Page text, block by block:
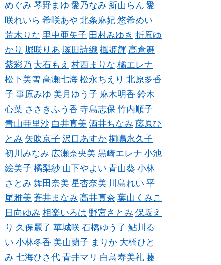
めぐみ 琴野まゆ 愛乃なみ 新山らん 愛
咲れいら 希咲あや 北条麻妃 悠希めい
荒木りな 里中亜矢子 田村みゆき 折原ゆ
かり 堀咲りあ 塚田詩織 楓姫輝 高倉舞
紫彩乃 大石もえ 村西まりな 橘エレナ
松下美雪 高瀬七海 松永ちえり 北原多香
子 事原みゆ 美月ゆう子 麻木明香 鈴木
心葉 ささきふう香 寺島志保 竹内順子
青山亜里沙 白井真美 酒井ちなみ 藤原ひ
とみ 矢吹京子 沢口あすか 桐嶋永久子
初川みなみ 広瀬奈央美 黒崎エレナ 小池
絵美子 橘梨紗 山下やよい 青山葵 小林
さとみ 舞田奈美 星杏奈美 川島れい 平
尾雅美 蒼井まなみ 高井真奈 葉山くみこ
日向ゆみ 相楽いろは 野宮さとみ 保坂え
り 久保麗子 華城咲 石橋ゆう子 鮎川る
い 小林冬香 美山蘭子 まりか 大橋ひと
み 七海ひさ代 青井マリ 白鳥寿美礼 藤